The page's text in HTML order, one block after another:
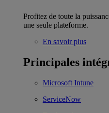
Profitez de toute la
une seule plateforme.
En savoir plus
Principales
Microsoft Intune
ServiceNow